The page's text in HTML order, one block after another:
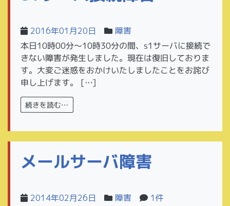
2016年01月20日 障害
本日10時00分～10時30分の間、s1サーバに接続で
きない障害が発生しました。現在は復旧しておりま
す。大変ご迷惑をおかけいたしましたことをお詫び
申し上げます。 […]
続きを読む…
メールサーバ障害
2014年02月26日 障害 1件